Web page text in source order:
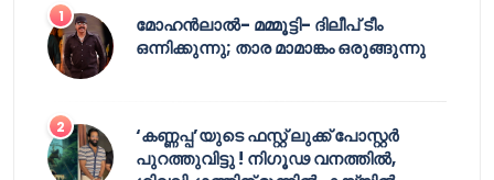
മോഹൻലാൽ- മമ്മൂട്ടി- ദിലീപ് ടീം
ഒന്നിക്കുന്നു; താര മാമാങ്കം ഒരുങ്ങുന്നു
‘കണ്ണപ്പ’യുടെ ഫസ്റ്റ് ലുക്ക് പോസ്റ്റർ
പുറത്തുവിട്ടു ! നിഗൂഢ വനത്തിൽ,